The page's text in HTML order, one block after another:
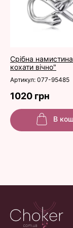
Срібна
кохати вічно"
Артикул: 077-95485
1020 грн
В